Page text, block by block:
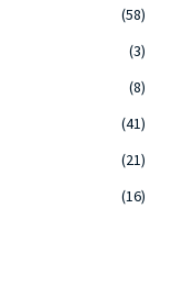
(58)
(3)
(8)
(41)
(21)
(16)